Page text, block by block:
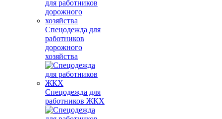
Спецодежда для
работников
дорожного
хозяйства
Спецодежда для
работников ЖКХ